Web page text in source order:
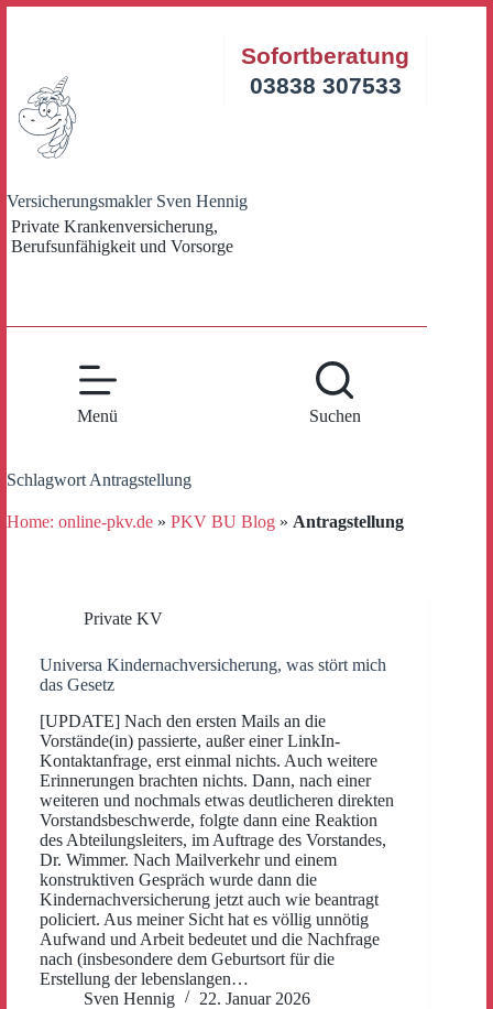
Versicherungsmakler Sven Hennig
Private Krankenversicherung,
Berufsunfähigkeit und Vorsorge
Sofortberatung
03838 307533
Menü Suchen
Schlagwort Antragstellung
Home: online-pkv.de » PKV BU Blog » Antragstellung
Private KV
Universa Kindernachversicherung, was stört mich
das Gesetz
[UPDATE] Nach den ersten Mails an die
Vorstände(in) passierte, außer einer LinkIn-
Kontaktanfrage, erst einmal nichts. Auch weitere
Erinnerungen brachten nichts. Dann, nach einer
weiteren und nochmals etwas deutlicheren direkten
Vorstandsbeschwerde, folgte dann eine Reaktion
des Abteilungsleiters, im Auftrage des Vorstandes,
Dr. Wimmer. Nach Mailverkehr und einem
konstruktiven Gespräch wurde dann die
Kindernachversicherung jetzt auch wie beantragt
policiert. Aus meiner Sicht hat es völlig unnötig
Aufwand und Arbeit bedeutet und die Nachfrage
nach (insbesondere dem Geburtsort für die
Erstellung der lebenslangen…
Sven Hennig
22. Januar 2026